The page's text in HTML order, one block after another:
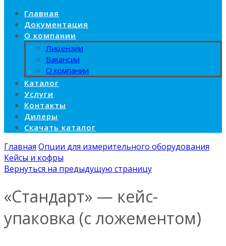
Главная
Документация
О компании
Лицензии
Вакансии
О компании
Каталог
Услуги
Контакты
Дилеры
Скачать каталог
Главная Опции для измерительного оборудования
Кейсы и кофры
Вернуться на предыдущую страницу
«Стандарт» — кейс-
упаковка (с ложементом)